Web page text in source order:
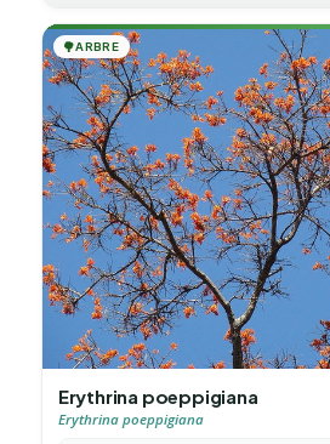
🌳ARBRE
Erythrina poeppigiana
Erythrina poeppigiana